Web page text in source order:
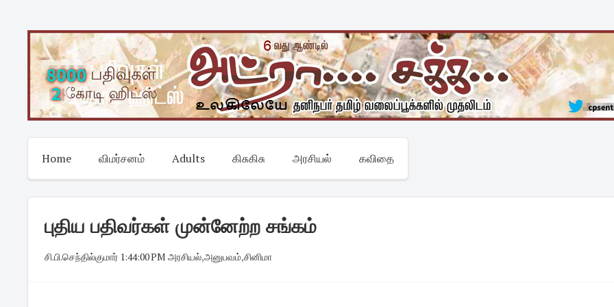
content
Home விமர்சனம் Adults கிசுகிசு அரசியல் கவிதை
புதிய பதிவர்கள் முன்னேற்ற சங்கம்
சி.பி.செந்தில்குமார் 1:44:00 PM ·அரசியல்,அனுபவம்,சினிமா